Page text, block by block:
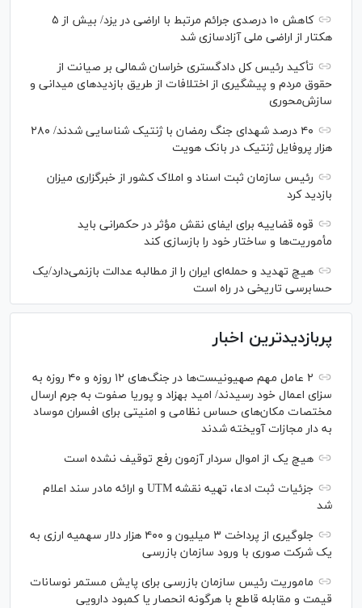
کاهش ۱۰ درصدی جرائم مرتبط با اراضی در یزد/ بیش از ۵
هکتار از اراضی ملی آزادسازی شد
تأکید رئیس کل دادگستری خراسان شمالی بر صیانت از
حقوق مردم و پیشگیری از اختلافات از طریق بازدید‌های میدانی و
سازش‌محوری
۴۰ درصد شهدای جنگ رمضان با ژنتیک شناسایی شدند/ ۲۸۰
هزار پروفایل ژنتیک در بانک هویت
رئیس سازمان ثبت اسناد و املاک کشور از خبرگزاری میزان
بازدید کرد
قوه قضاییه برای ایفای نقش مؤثر در حکمرانی باید
مأموریت‌ها و ساختار خود را بازسازی کند
هیچ تهدید و حمله‌ای ایران را از مطالبه عدالت بازنمی‌دارد/یک
حسابرسی تاریخی در راه است
پربازدیدترین اخبار
۲ عامل مهم صهیونیست‌ها در جنگ‌های ۱۲ روزه و ۴۰ روزه به
سزای اعمال خود رسیدند/ امید بهزاد و پوریا صفوت به جرم ارسال
مختصات مکان‌های حساس نظامی و امنیتی برای افسران موساد
به دار مجازات آویخته شدند
هیچ یک از اموال سردار آزمون رفع توقیف نشده است
جزئیات ثبت ادعا، تهیه نقشه UTM و ارائه مادر سند اعلام
شد
جلوگیری از پرداخت ۳ میلیون و ۴۰۰ هزار دلار سهمیه ارزی به
یک شرکت صوری با ورود سازمان بازرسی
ماموریت رئیس سازمان بازرسی برای پایش مستمر نوسانات
قیمت و مقابله قاطع با هرگونه انحصار یا کمبود دارویی